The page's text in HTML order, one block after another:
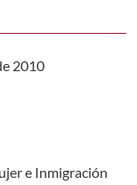
2010
e Inmigración